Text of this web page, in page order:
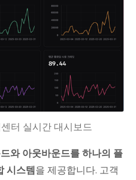
터 실시간 대시보드
와 아웃바운드를 하나의 플
시스템을 제공합니다. 고객